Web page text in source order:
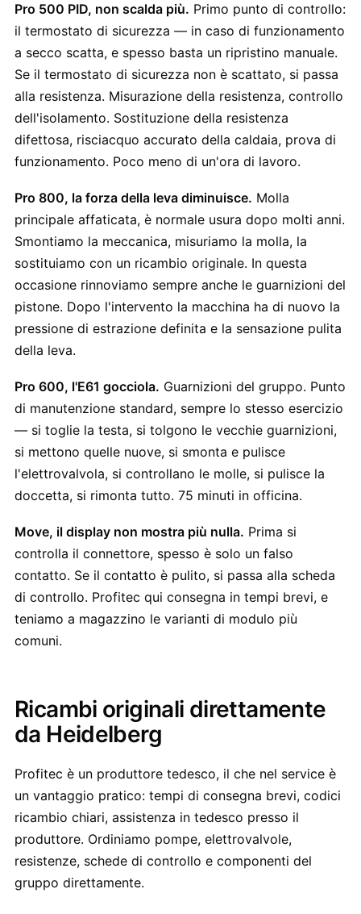
Pro 500 PID, non scalda più. Primo punto di controllo:
il termostato di sicurezza — in caso di funzionamento
a secco scatta, e spesso basta un ripristino manuale.
Se il termostato di sicurezza non è scattato, si passa
alla resistenza. Misurazione della resistenza, controllo
dell'isolamento. Sostituzione della resistenza
difettosa, risciacquo accurato della caldaia, prova di
funzionamento. Poco meno di un'ora di lavoro.
Pro 800, la forza della leva diminuisce. Molla
principale affaticata, è normale usura dopo molti anni.
Smontiamo la meccanica, misuriamo la molla, la
sostituiamo con un ricambio originale. In questa
occasione rinnoviamo sempre anche le guarnizioni del
pistone. Dopo l'intervento la macchina ha di nuovo la
pressione di estrazione definita e la sensazione pulita
della leva.
Pro 600, l'E61 gocciola. Guarnizioni del gruppo. Punto
di manutenzione standard, sempre lo stesso esercizio
— si toglie la testa, si tolgono le vecchie guarnizioni,
si mettono quelle nuove, si smonta e pulisce
l'elettrovalvola, si controllano le molle, si pulisce la
doccetta, si rimonta tutto. 75 minuti in officina.
Move, il display non mostra più nulla. Prima si
controlla il connettore, spesso è solo un falso
contatto. Se il contatto è pulito, si passa alla scheda
di controllo. Profitec qui consegna in tempi brevi, e
teniamo a magazzino le varianti di modulo più
comuni.
Ricambi originali direttamente
da Heidelberg
Profitec è un produttore tedesco, il che nel service è
un vantaggio pratico: tempi di consegna brevi, codici
ricambio chiari, assistenza in tedesco presso il
produttore. Ordiniamo pompe, elettrovalvole,
resistenze, schede di controllo e componenti del
gruppo direttamente.